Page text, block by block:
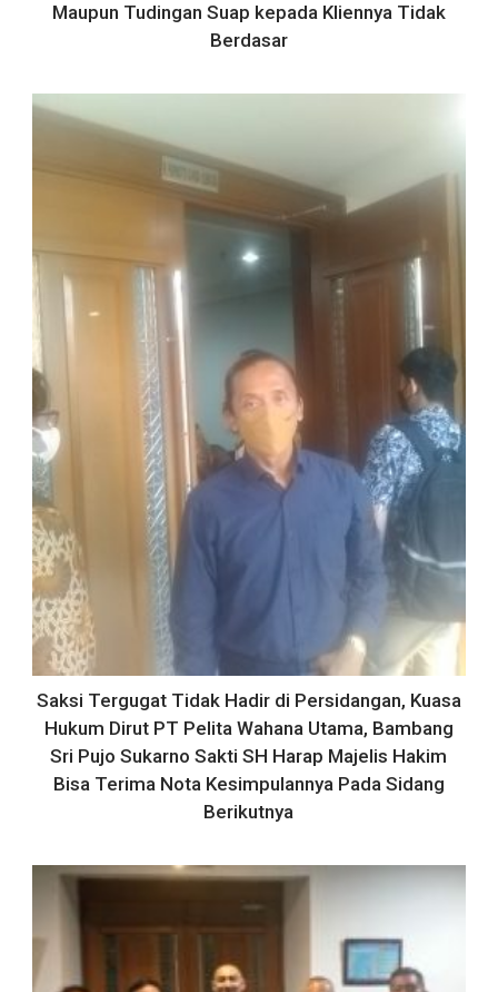
Maupun Tudingan Suap kepada Kliennya Tidak
Berdasar
Saksi Tergugat Tidak Hadir di Persidangan, Kuasa
Hukum Dirut PT Pelita Wahana Utama, Bambang
Sri Pujo Sukarno Sakti SH Harap Majelis Hakim
Bisa Terima Nota Kesimpulannya Pada Sidang
Berikutnya